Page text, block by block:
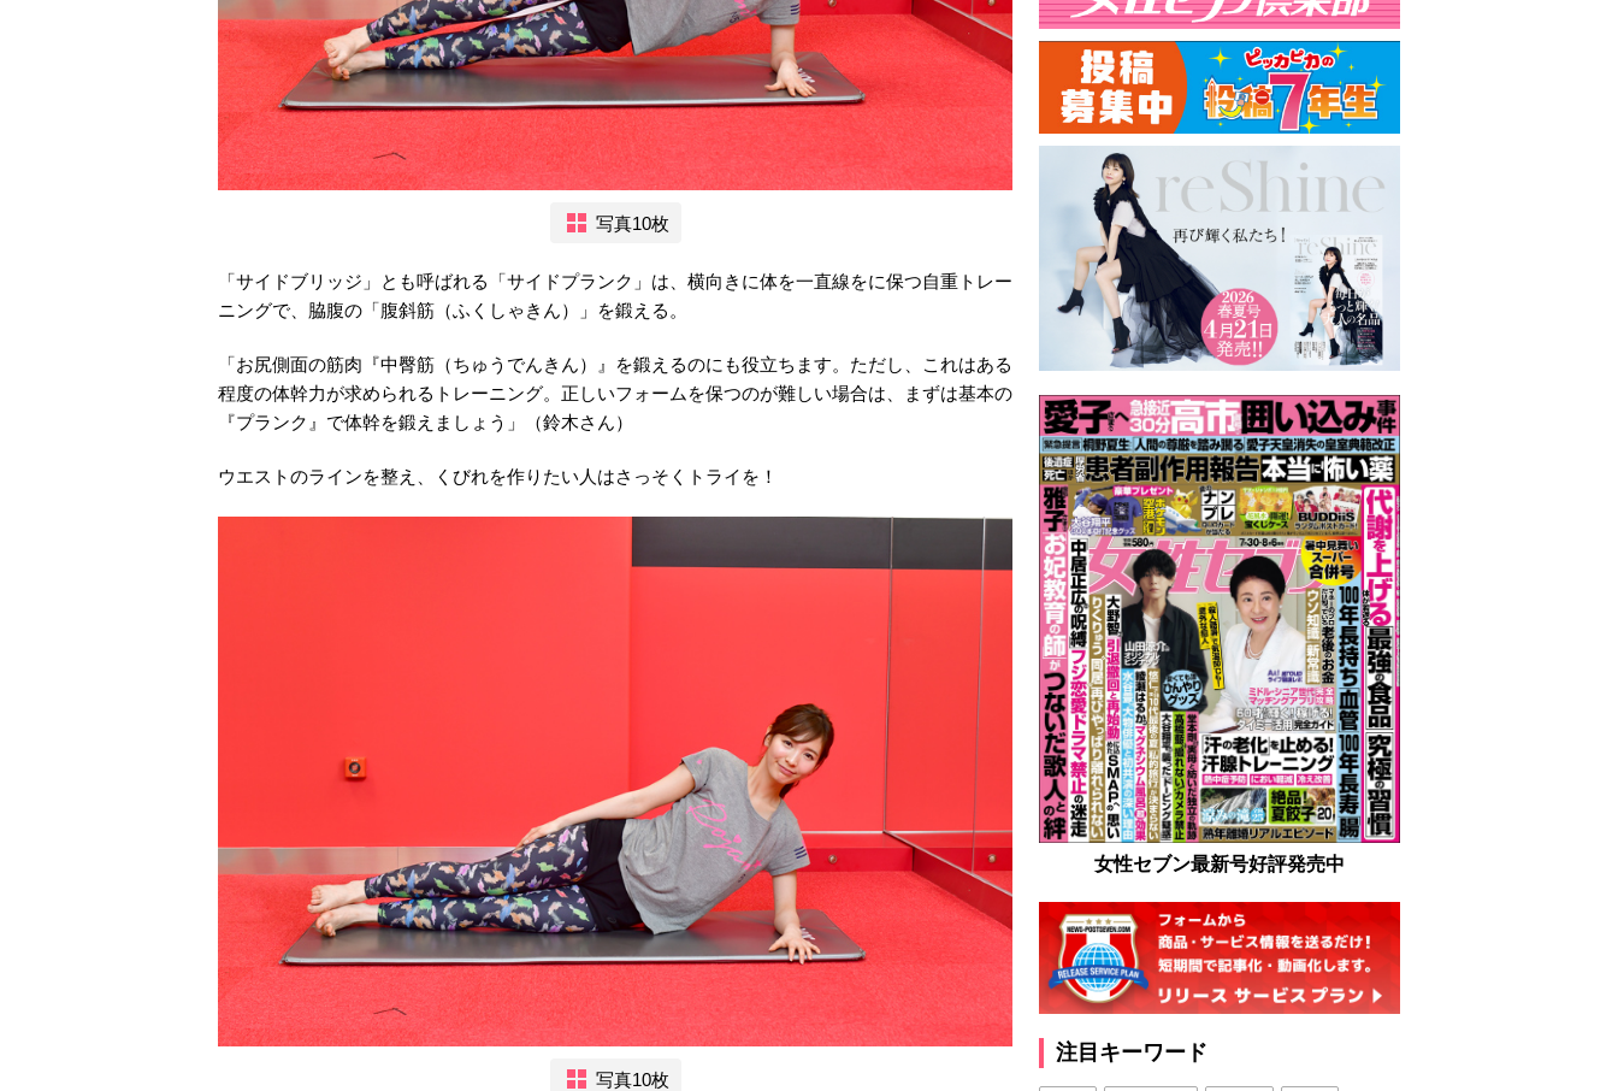
写真10枚
「サイドブリッジ」とも呼ばれる「サイドプランク」は、横向きに体を一直線をに保つ自重トレー
ニングで、脇腹の「腹斜筋（ふくしゃきん）」を鍛える。
「お尻側面の筋肉『中臀筋（ちゅうでんきん）』を鍛えるのにも役立ちます。ただし、これはある
程度の体幹力が求められるトレーニング。正しいフォームを保つのが難しい場合は、まずは基本の
『プランク』で体幹を鍛えましょう」（鈴木さん）
ウエストのラインを整え、くびれを作りたい人はさっそくトライを！
写真10枚
女性セブン最新号好評発売中
注目キーワード